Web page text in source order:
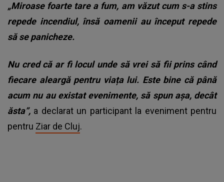
„Miroase foarte tare a fum, am văzut cum s-a stins
repede incendiul, însă oamenii au început repede
să se panicheze.
Nu cred că ar fi locul unde să vrei să fii prins când
fiecare aleargă pentru viața lui. Este bine că până
acum nu au existat evenimente, să spun așa, decât
ăsta”, a declarat un participant la eveniment pentru
pentru Ziar de Cluj.